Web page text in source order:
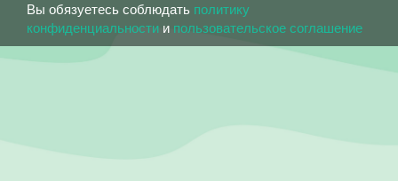
Вы обязуетесь соблюдать политику
конфиденциальности и пользовательское соглашение